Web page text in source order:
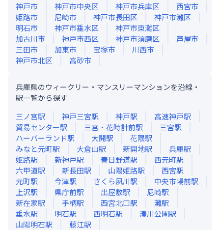
神戸市
神戸市中央区 神戸市兵庫区
西宮市
姫路市
尼崎市 神戸市長田区
神戸市灘区
明石市
神戸市垂水区
神戸市東灘区
加古川市
神戸市西区 神戸市須磨区
芦屋市
三田市
加東市 宝塚市
川西市
神戸市北区
高砂市
兵庫県のウィークリー・マンスリーマンションを沿線・
駅一覧から探す
三ノ宮駅 神戸三宮駅 神戸駅 高速神戸駅
貿易センター駅 三宮・花時計前駅 三宮駅
ハーバーランド駅 大開駅 花隈駅
みなと元町駅 大倉山駅 新開地駅 兵庫駅
姫路駅 新神戸駅 春日野道駅 西元町駅
六甲道駅 新長田駅 山陽姫路駅 西宮駅
元町駅 今津駅 さくら夙川駅 中央市場前駅
上沢駅 県庁前駅 出屋敷駅 尼崎駅
新在家駅 手柄駅 西宮北口駅 灘駅
垂水駅 明石駅 西明石駅 湊川公園駅
山陽明石駅 藤江駅